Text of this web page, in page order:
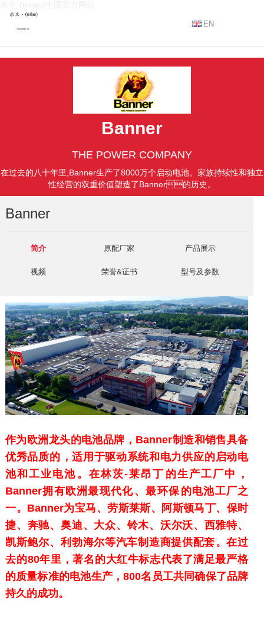
EN
Banner
THE POWER COMPANY
在过去的八十年里,Banner生产了8000万个启动电池。家族持续性和独立
性经营的双重价值塑造了Banner的历史。
Banner
简介 原配厂家 产品展示
视频 荣誉&证书 型号及参数
作为欧洲龙头的电池品牌，Banner制造和销售具备
优秀品质的，适用于驱动系统和电力供应的启动电
池和工业电池。在林茨-莱昂丁的生产工厂中，
Banner拥有欧洲最现代化、最环保的电池工厂之
一。Banner为宝马、劳斯莱斯、阿斯顿马丁、保时
捷、奔驰、奥迪、大众、铃木、沃尔沃、西雅特、
凯斯鲍尔、利勃海尔等汽车制造商提供配套。在过
去的80年里，著名的大红牛标志代表了满足最严格
的质量标准的电池生产，800名员工共同确保了品牌
持久的成功。